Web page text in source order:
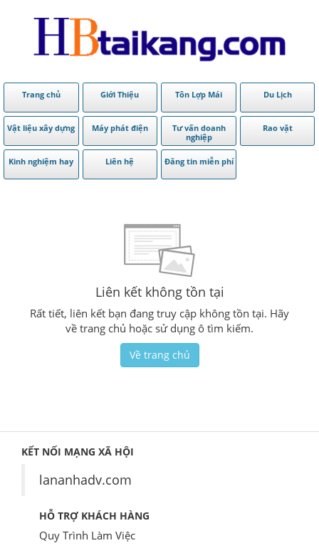
Trang chủ Giới Thiệu Tôn Lợp Mái Du Lịch
Vật liệu xây dựng Máy phát điện
Tư vấn doanh
nghiệp
Rao vặt
Kinh nghiệm hay Liên hệ Đăng tin miễn phí
Liên kết không tồn tại
Rất tiết, liên kết bạn đang truy cập không tồn tại. Hãy
về trang chủ hoặc sử dụng ô tìm kiếm.
Về trang chủ
KẾT NỐI MẠNG XÃ HỘI
lananhadv.com
HỖ TRỢ KHÁCH HÀNG
Quy Trình Làm Việc